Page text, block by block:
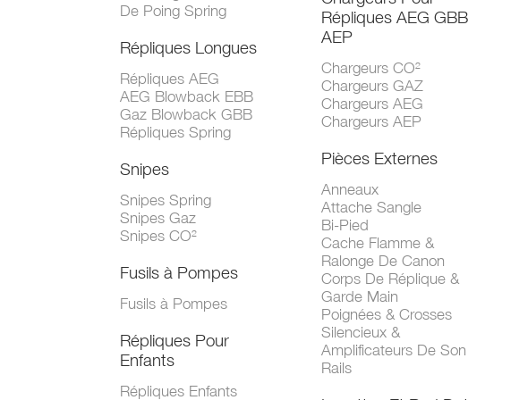
De Poing Spring
Répliques Longues
Répliques AEG
AEG Blowback EBB
Gaz Blowback GBB
Répliques Spring
Snipes
Snipes Spring
Snipes Gaz
Snipes CO²
Fusils à Pompes
Fusils à Pompes
Répliques Pour
Enfants
Répliques Enfants
Répliques AEG GBB
AEP
Chargeurs CO²
Chargeurs GAZ
Chargeurs AEG
Chargeurs AEP
Pièces Externes
Anneaux
Attache Sangle
Bi-Pied
Cache Flamme &
Ralonge De Canon
Corps De Réplique &
Garde Main
Poignées & Crosses
Silencieux &
Amplificateurs De Son
Rails